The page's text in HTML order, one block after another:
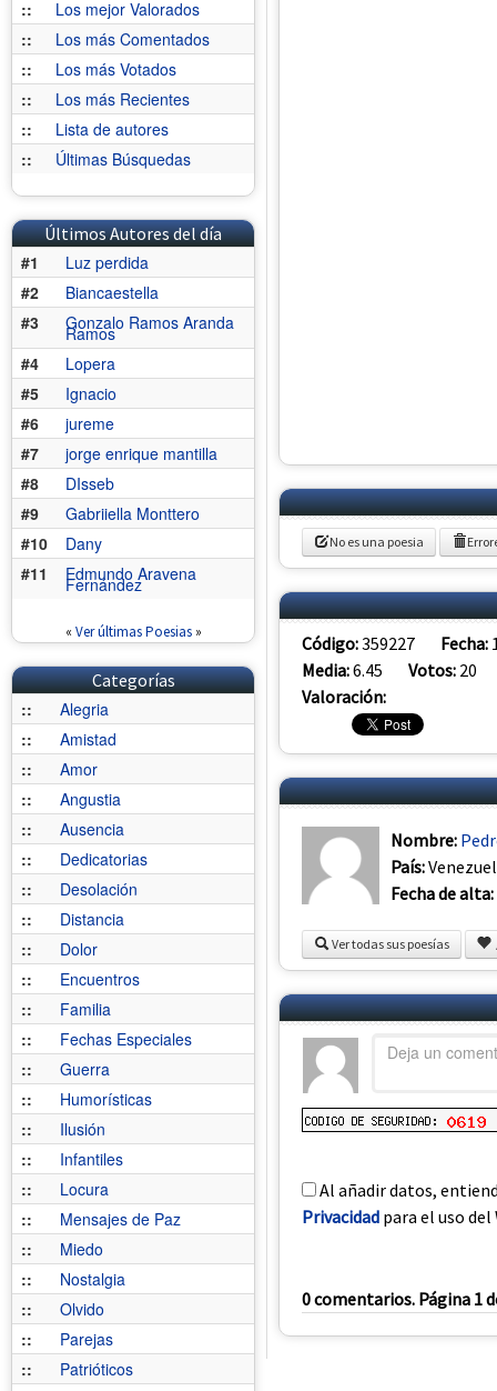
::
Los mejor Valorados
::
Los más Comentados
::
Los más Votados
::
Los más Recientes
::
Lista de autores
::
Últimas Búsquedas
Últimos Autores del día
#1
Luz perdida
#2
Biancaestella
#3
Gonzalo Ramos Aranda
Ramos
#4
Lopera
#5
Ignacio
#6
jureme
#7
jorge enrique mantilla
#8
DIsseb
#9
Gabriiella Monttero
#10
Dany
#11
Edmundo Aravena
Fernández
« Ver últimas Poesias»
Categorías
::
Alegria
::
Amistad
::
Amor
::
Angustia
::
Ausencia
::
Dedicatorias
::
Desolación
::
Distancia
::
Dolor
::
Encuentros
::
Familia
::
Fechas Especiales
::
Guerra
::
Humorísticas
::
Ilusión
::
Infantiles
::
Locura
::
Mensajes de Paz
::
Miedo
::
Nostalgia
::
Olvido
::
Parejas
::
Patrióticos
No es una poesia
Código:359227 Fecha:
Media:6.45 Votos: 20
Valoración:
Nombre:
País:
Fecha de alta:
Ver todas sus poesías
Al añadir datos,
Privacidad para el uso del
0 comentarios. Página 1